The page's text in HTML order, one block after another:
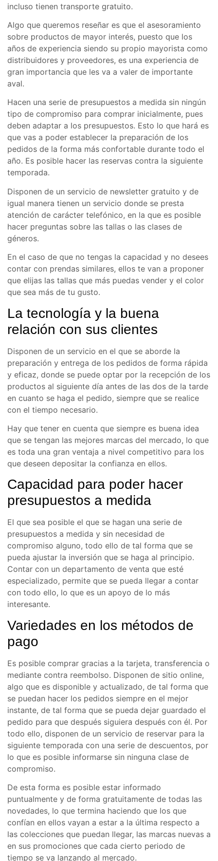
incluso tienen transporte gratuito.
Algo que queremos reseñar es que el asesoramiento
sobre productos de mayor interés, puesto que los
años de experiencia siendo su propio mayorista como
distribuidores y proveedores, es una experiencia de
gran importancia que les va a valer de importante
aval.
Hacen una serie de presupuestos a medida sin ningún
tipo de compromiso para comprar inicialmente, pues
deben adaptar a los presupuestos. Esto lo que hará es
que vas a poder establecer la preparación de los
pedidos de la forma más confortable durante todo el
año. Es posible hacer las reservas contra la siguiente
temporada.
Disponen de un servicio de newsletter gratuito y de
igual manera tienen un servicio donde se presta
atención de carácter telefónico, en la que es posible
hacer preguntas sobre las tallas o las clases de
géneros.
En el caso de que no tengas la capacidad y no desees
contar con prendas similares, ellos te van a proponer
que elijas las tallas que más puedas vender y el color
que sea más de tu gusto.
La tecnología y la buena
relación con sus clientes
Disponen de un servicio en el que se aborde la
preparación y entrega de los pedidos de forma rápida
y eficaz, donde se puede optar por la recepción de los
productos al siguiente día antes de las dos de la tarde
en cuanto se haga el pedido, siempre que se realice
con el tiempo necesario.
Hay que tener en cuenta que siempre es buena idea
que se tengan las mejores marcas del mercado, lo que
es toda una gran ventaja a nivel competitivo para los
que deseen depositar la confianza en ellos.
Capacidad para poder hacer
presupuestos a medida
El que sea posible el que se hagan una serie de
presupuestos a medida y sin necesidad de
compromiso alguno, todo ello de tal forma que se
pueda ajustar la inversión que se haga al principio.
Contar con un departamento de venta que esté
especializado, permite que se pueda llegar a contar
con todo ello, lo que es un apoyo de lo más
interesante.
Variedades en los métodos de
pago
Es posible comprar gracias a la tarjeta, transferencia o
mediante contra reembolso. Disponen de sitio online,
algo que es disponible y actualizado, de tal forma que
se puedan hacer los pedidos siempre en el mejor
instante, de tal forma que se pueda dejar guardado el
pedido para que después siguiera después con él. Por
todo ello, disponen de un servicio de reservar para la
siguiente temporada con una serie de descuentos, por
lo que es posible informarse sin ninguna clase de
compromiso.
De esta forma es posible estar informado
puntualmente y de forma gratuitamente de todas las
novedades, lo que termina haciendo que los que
confían en ellos vayan a estar a la última respecto a
las colecciones que puedan llegar, las marcas nuevas a
en sus promociones que cada cierto periodo de
tiempo se va lanzando al mercado.